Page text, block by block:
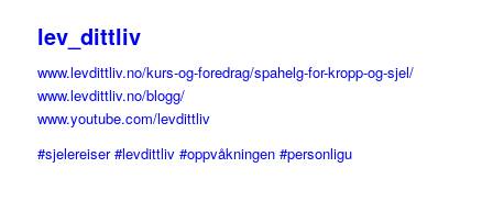
lev_dittliv
www.levdittliv.no/kurs-og-foredrag/spahelg-for-kropp-og-sjel/
www.levdittliv.no/blogg/
www.youtube.com/levdittliv
#sjelereiser #levdittliv #oppvåkningen #personligu